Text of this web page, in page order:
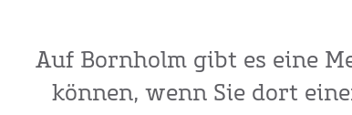
Auf Bornholm gibt es eine
können, wenn Sie dort